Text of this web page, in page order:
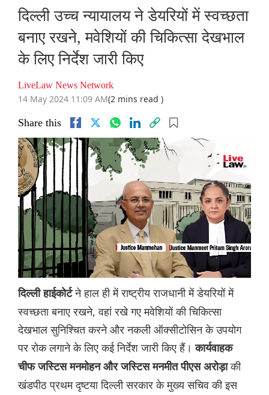
दिल्ली उच्च न्यायालय ने डेयरियों में स्वच्छता
बनाए रखने, मवेशियों की चिकित्सा देखभाल
के लिए निर्देश जारी किए
LiveLaw News Network
14 May 2024 11:09 AM(2 mins read )
Share this
दिल्ली हाईकोर्टने हाल ही में राष्ट्रीय राजधानी में डेयरियों में
स्वच्छता बनाए रखने, वहां रखे गए मवेशियों की चिकित्सा
देखभाल सुनिश्चित करने और नकली ऑक्सीटोसिन के उपयोग
पर रोक लगाने के लिए कई निर्देश जारी किए हैं।कार्यवाहक
चीफ जस्टिस मनमोहन और जस्टिस मनमीत पीएस अरोड़ाकी
खंडपीठ प्रथम दृष्टया दिल्ली सरकार के मुख्य सचिव की इस